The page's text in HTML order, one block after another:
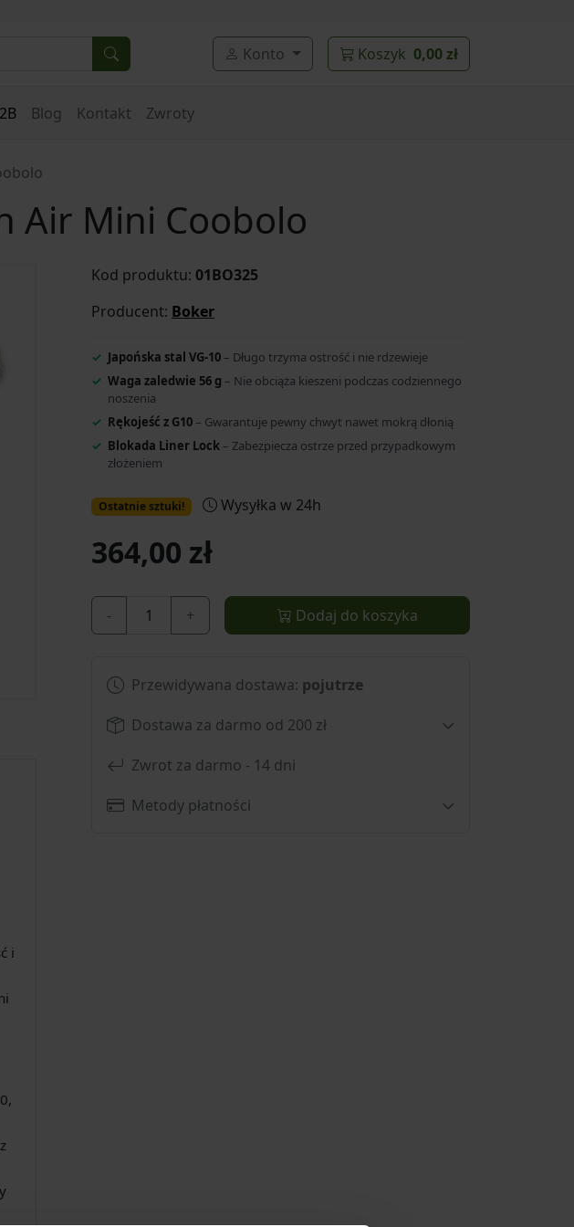
Konto Koszyk 0,00 zł
Blog Kontakt Zwroty
Air Mini Coobolo
i
Kod produktu: 01BO325
Producent: Boker
Japońska stal VG-10 – Długo trzyma ostrość i nie rdzewieje
Waga zaledwie 56 g – Nie obciąża kieszeni podczas codziennego
noszenia
Rękojeść z G10 – Gwarantuje pewny chwyt nawet mokrą dłonią
Blokada Liner Lock – Zabezpiecza ostrze przed przypadkowym
złożeniem
Ostatnie sztuki! Wysyłka w 24h
364,00 zł
- + Dodaj do koszyka
Przewidywana dostawa: pojutrze
Dostawa za darmo od 200 zł
Zwrot za darmo - 14 dni
Metody płatności